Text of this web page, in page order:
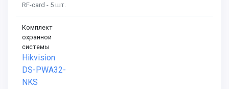
RF-card - 5 шт.
Комплект
охранной
системы
Hikvision
DS-PWA32-
NKS